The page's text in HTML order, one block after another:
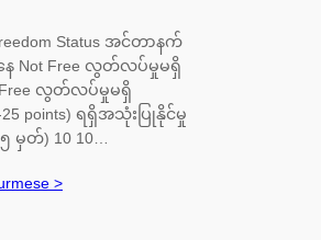
Status အင်တာနက်
Not Free လွတ်လပ်မှုမရှိ
Free လွတ်လပ်မှုမရှိ
25 points) ရရှိအသုံးပြုနိုင်မှု
မှတ်) 10 10…
>